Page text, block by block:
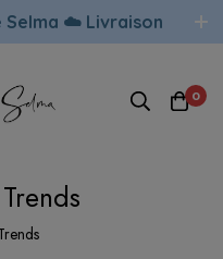
Selma ☁️ Livraison
0